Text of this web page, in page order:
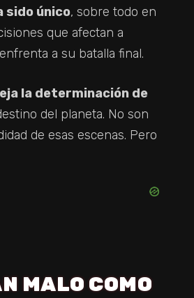
sido único, sobre todo en
que afectan a
a su batalla final.
la determinación de
del planeta. No son
de esas escenas. Pero
MALO COMO